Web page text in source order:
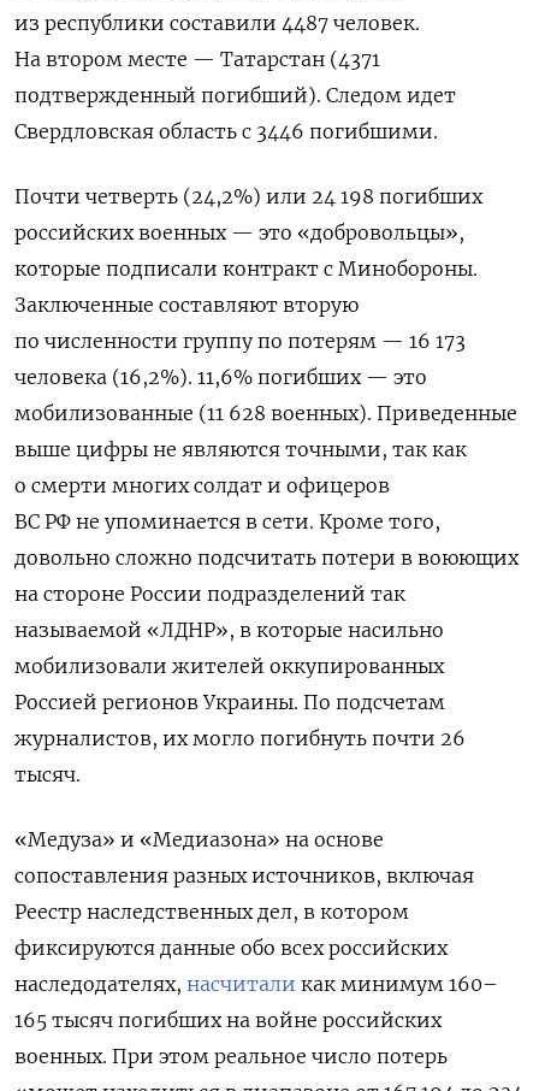
из республики составили 4487 человек.
На втором месте — Татарстан (4371
подтвержденный погибший). Следом идет
Свердловская область с 3446 погибшими.
Почти четверть (24,2%) или 24 198 погибших
российских военных — это «добровольцы»,
которые подписали контракт с Минобороны.
Заключенные составляют вторую
по численности группу по потерям — 16 173
человека (16,2%). 11,6% погибших — это
мобилизованные (11 628 военных). Приведенные
выше цифры не являются точными, так как
о смерти многих солдат и офицеров
ВС РФ не упоминается в сети. Кроме того,
довольно сложно подсчитать потери в воюющих
на стороне России подразделений так
называемой «ЛДНР», в которые насильно
мобилизовали жителей оккупированных
Россией регионов Украины. По подсчетам
журналистов, их могло погибнуть почти 26
тысяч.
«Медуза» и «Медиазона» на основе
сопоставления разных источников, включая
Реестр наследственных дел, в котором
фиксируются данные обо всех российских
наследодателях, насчитали как минимум 160–
165 тысяч погибших на войне российских
военных. При этом реальное число потерь